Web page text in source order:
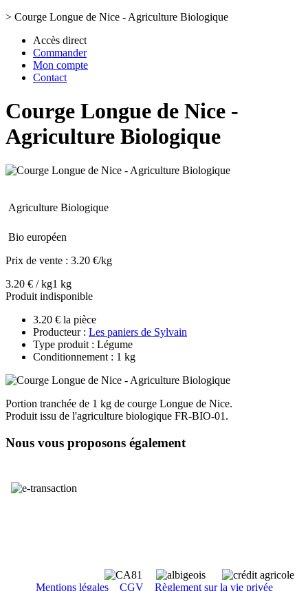
> Courge Longue de Nice - Agriculture Biologique
Accès direct
Commander
Mon compte
Contact
Courge Longue de Nice -
Agriculture Biologique
Agriculture Biologique
Bio européen
Prix de vente : 3.20 €/kg
3.20 € / kg1 kg
Produit indisponible
3.20 € la pièce
Producteur : Les paniers de Sylvain
Type produit : Légume
Conditionnement : 1 kg
Portion tranchée de 1 kg de courge Longue de Nice.
Produit issu de l'agriculture biologique FR-BIO-01.
Nous vous proposons également
Mentions légales CGV Règlement sur la vie privée